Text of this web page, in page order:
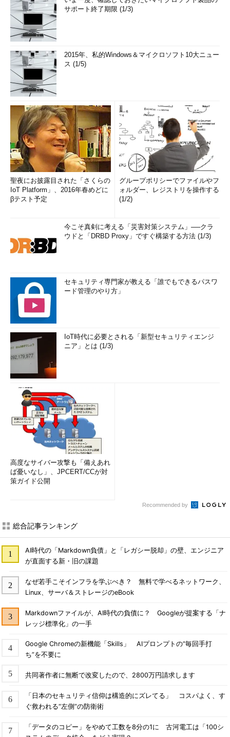
サポート終了期限 (1/3)
2015年、私的Windows＆マイクロソフト10大ニュー
ス (1/5)
聖夜にお披露目された「さくらの
IoT Platform」、2016年春めどに
βテスト予定
グループポリシーでファイルやフ
ォルダー、レジストリを操作する
(1/2)
今こそ真剣に考える「災害対策システム」──クラ
ウドと「DRBD Proxy」ですぐ構築する方法 (1/3)
セキュリティ専門家が教える「誰でもできるパスワ
ード管理のやり方」
IoT時代に必要とされる「新型セキュリティエンジ
ニア」とは (1/3)
高度なサイバー攻撃も「備えあれ
ば憂いなし」、JPCERT/CCが対
策ガイド公開
Recommended by
総合記事ランキング
AI時代の「Markdown負債」と「レガシー脱却」の壁、エンジニア
が直面する新・旧の課題
なぜ若手こそインフラを学ぶべき？ 無料で学べるネットワーク、
Linux、サーバ＆ストレージのeBook
Markdownファイルが、AI時代の負債に？ Googleが提案する「ナ
レッジ標準化」の一手
Google Chromeの新機能「Skills」 AIプロンプトの“毎回手打
ち”を不要に
共同著作者に無断で改変したので、2800万円請求します
「日本のセキュリティ信仰は構造的にズレてる」 コスパよく、す
ぐ救われる“左側”の防衛術
「データのコピー」をやめて工数を8分の1に 古河電工は「100シ